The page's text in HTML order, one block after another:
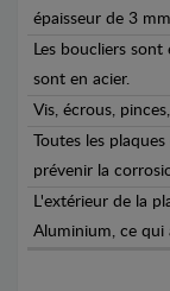
épaisseur de 3 mm.
Les boucliers
sont en acier.
Vis, écrous,
Toutes les
prévenir la
L'extérieur de la
Aluminium, ce qui